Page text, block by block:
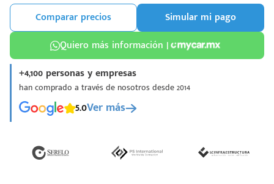
Comparar precios
Simular mi pago
Quiero más información |
+4,100 personas y empresas
han comprado a través de nosotros desde 2014
5.0Ver más
¡Espera!
enviar tu cotización
conozcas nuestro
asesor te guiará
para que